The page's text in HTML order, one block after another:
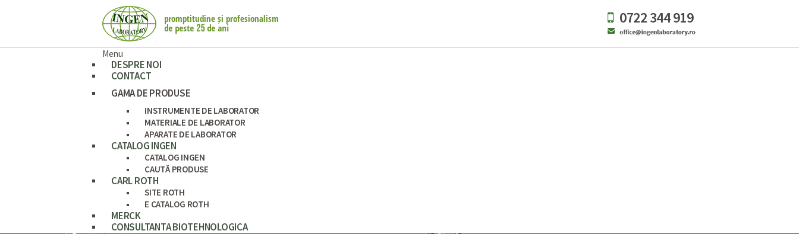
0722 344 919
Menu
DESPRE NOI
CONTACT
GAMA DE PRODUSE
INSTRUMENTE DE LABORATOR
MATERIALE DE LABORATOR
APARATE DE LABORATOR
CATALOG INGEN
CATALOG INGEN
CAUTĂ PRODUSE
CARL ROTH
SITE ROTH
E CATALOG ROTH
MERCK
CONSULTANTA BIOTEHNOLOGICA